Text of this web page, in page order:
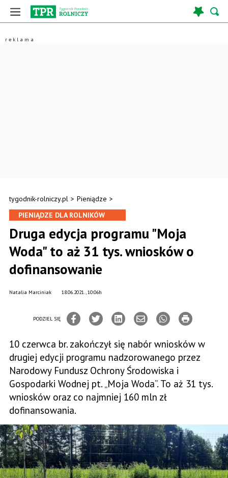
tygodnik-rolniczy.pl > Pieniądze >
PIENIĄDZE DLA ROLNIKÓW
Druga edycja programu "Moja
Woda" to aż 31 tys. wniosków o
dofinansowanie
18.06.2021., 10:06h
Natalia Marciniak
PODZIEL SIĘ
10 czerwca br. zakończył się nabór wniosków w
drugiej edycji programu nadzorowanego przez
Narodowy Fundusz Ochrony Środowiska i
Gospodarki Wodnej pt. „Moja Woda”. To aż 31 tys.
wniosków oraz co najmniej 160 mln zł
dofinansowania.